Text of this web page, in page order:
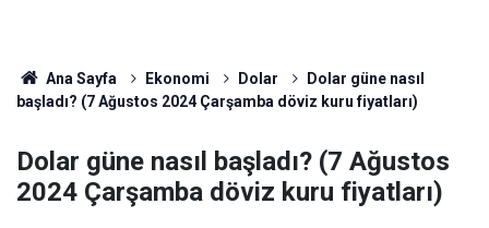
Ana Sayfa Ekonomi Dolar
Dolar güne nasıl
başladı? (7 Ağustos 2024 Çarşamba döviz kuru fiyatları)
Dolar güne nasıl başladı? (7 Ağustos
2024 Çarşamba döviz kuru fiyatları)